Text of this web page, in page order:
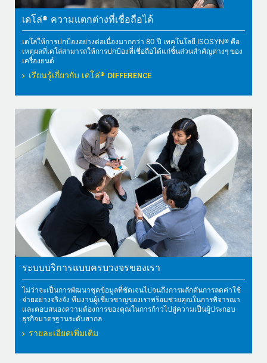
เดโล่® ความแตกต่างที่เชื่อถือได้
เดโล่ให้การปกป้องอย่างต่อเนื่องมากกว่า 80 ปี เทคโนโลยี ISOSYN® คือ
เหตุผลที่เดโล่สามารถให้การปกป้องที่เชื่อถือได้แก่ชิ้นส่วนสำคัญต่างๆ ของ
เครื่องยนต์
เรียนรู้เกี่ยวกับ เดโล่® DIFFERENCE
ระบบบริการแบบครบวงจรของเรา
ไม่ว่าจะเป็นการพัฒนาชุดข้อมูลที่ชัดเจนไปจนถึงการผลักดันการลดค่าใช้
จ่ายอย่างจริงจัง ทีมงานผู้เชี่ยวชาญของเราพร้อมช่วยคุณในการพิจารณา
และตอบสนองความต้องการของคุณในการก้าวไปสู่ความเป็นผู้ประกอบ
ธุรกิจมาตรฐานระดับสากล
รายละเอียดเพิ่มเติม